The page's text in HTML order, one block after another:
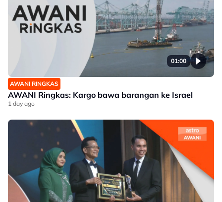
01:00
AWANI RINGKAS
AWANI Ringkas: Kargo bawa barangan ke Israel
1 day ago